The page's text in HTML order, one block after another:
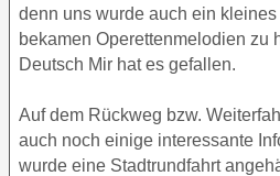
denn uns wurde auch ein
bekamen Operettenmelodien zu
Deutsch Mir hat es gefallen.
Auf dem Rückweg bzw.
auch noch einige interessante
wurde eine Stadtrundfahrt